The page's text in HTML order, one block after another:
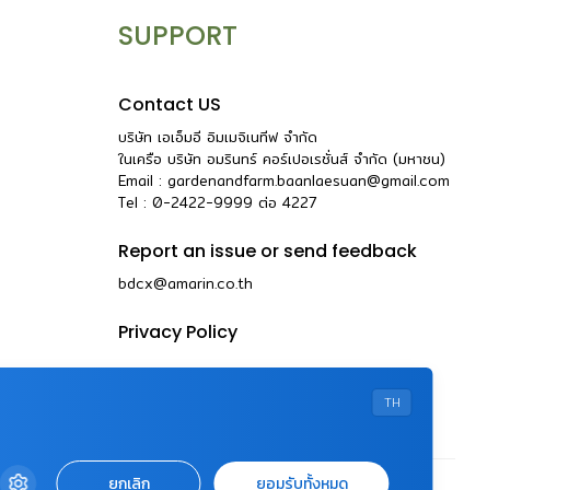
SUPPORT
Contact US
บริษัท เอเอ็มอี อิมเมจิเนทีฟ จำกัด
ในเครือ บริษัท อมรินทร์ คอร์เปอเรชั่นส์ จำกัด (มหาชน)
Email : gardenandfarm.baanlaesuan@gmail.com
Tel : 0-2422-9999 ต่อ 4227
Report an issue or send feedback
bdcx@amarin.co.th
Privacy Policy
TH
ยกเลิก ยอมรับทั้งหมด